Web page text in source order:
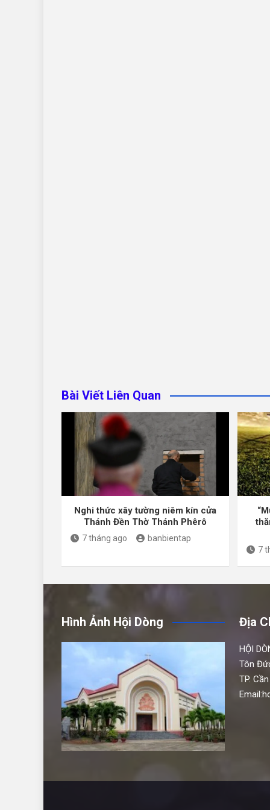
Bài Viết Liên Quan
Nghi thức xây tường niêm kín cửa
Thánh Đền Thờ Thánh Phêrô
7 tháng ago banbientap
7
Hình Ảnh Hội Dòng Địa
HỘI
Tôn
TP.